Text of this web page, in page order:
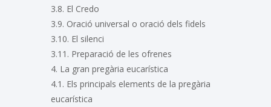
3.8. El Credo
3.9. Oració universal o oració dels fidels
3.10. El silenci
3.11. Preparació de les ofrenes
4. La gran pregària eucarística
4.1. Els principals elements de la pregària
eucarística